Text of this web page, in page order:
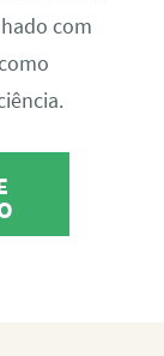
com